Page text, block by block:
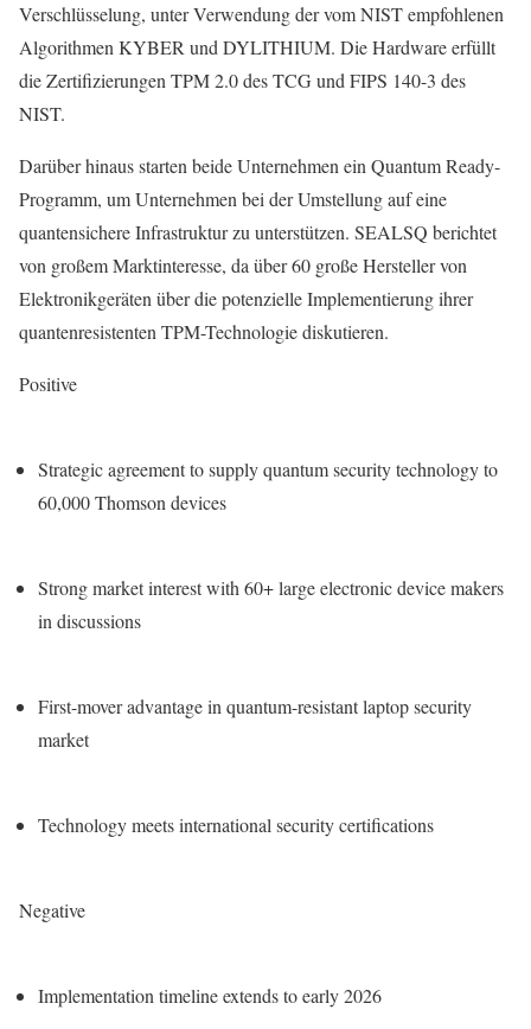
Verschlüsselung, unter Verwendung der vom NIST empfohlenen
Algorithmen KYBER und DYLITHIUM. Die Hardware erfüllt
die Zertifizierungen TPM 2.0 des TCG und FIPS 140-3 des
NIST.
Darüber hinaus starten beide Unternehmen ein Quantum Ready-
Programm, um Unternehmen bei der Umstellung auf eine
quantensichere Infrastruktur zu unterstützen. SEALSQ berichtet
von großem Marktinteresse, da über 60 große Hersteller von
Elektronikgeräten über die potenzielle Implementierung ihrer
quantenresistenten TPM-Technologie diskutieren.
Positive
Strategic agreement to supply quantum security technology to
60,000 Thomson devices
Strong market interest with 60+ large electronic device makers
in discussions
First-mover advantage in quantum-resistant laptop security
market
Technology meets international security certifications
Negative
Implementation timeline extends to early 2026